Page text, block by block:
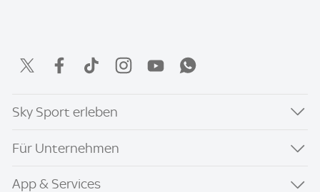
Sky Sport erleben
Für Unternehmen
App & Services